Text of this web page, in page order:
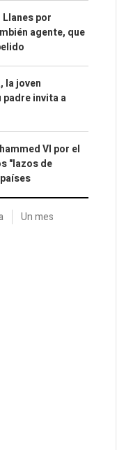
por
agente, que
la joven
padre invita a
VI por el
"lazos de
Un mes